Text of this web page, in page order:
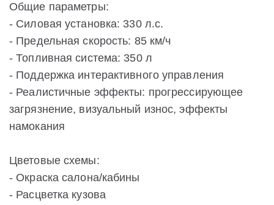
Общие параметры:
- Силовая установка: 330 л.с.
- Предельная скорость: 85 км/ч
- Топливная система: 350 л
- Поддержка интерактивного управления
- Реалистичные эффекты: прогрессирующее
загрязнение, визуальный износ, эффекты
намокания
Цветовые схемы:
- Окраска салона/кабины
- Расцветка кузова